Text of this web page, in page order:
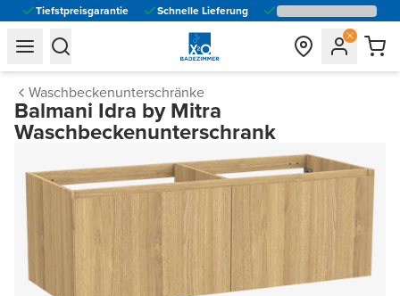
Tiefstpreisgarantie Schnelle Lieferung
general.navigation.toggle_menu.label
general.navigation.toggle_menu.label
Waschbeckenunterschränke
Balmani Idra by Mitra
Waschbeckenunterschrank